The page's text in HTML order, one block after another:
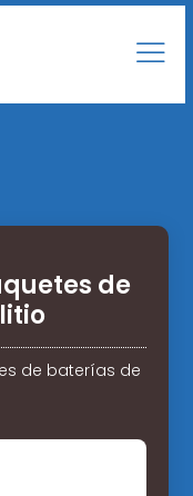
de
de baterías de